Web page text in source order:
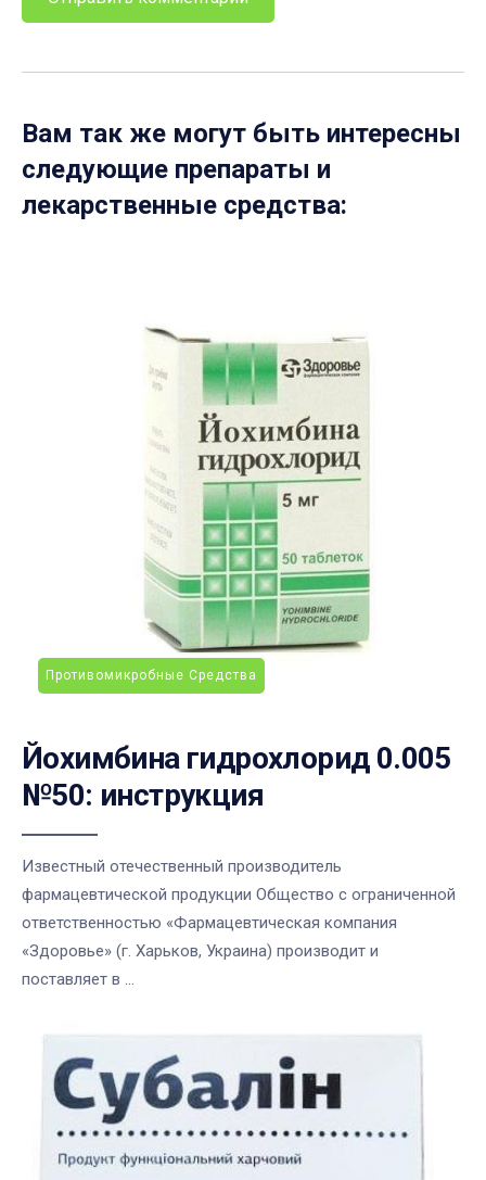
Вам так же могут быть интересны
следующие препараты и
лекарственные средства:
Противомикробные Средства
Йохимбина гидрохлорид 0.005
№50: инструкция
Известный отечественный производитель
фармацевтической продукции Общество с ограниченной
ответственностью «Фармацевтическая компания
«Здоровье» (г. Харьков, Украина) производит и
поставляет в ...